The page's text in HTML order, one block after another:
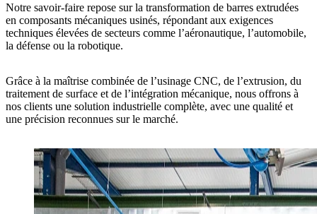
Notre savoir-faire repose sur la transformation de barres extrudées
en composants mécaniques usinés, répondant aux exigences
techniques élevées de secteurs comme l’aéronautique, l’automobile,
la défense ou la robotique.
Grâce à la maîtrise combinée de l’usinage CNC, de l’extrusion, du
traitement de surface et de l’intégration mécanique, nous offrons à
nos clients une solution industrielle complète, avec une qualité et
une précision reconnues sur le marché.